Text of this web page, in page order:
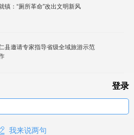
镇：“厕所革命”改出文明新风
县邀请专家指导省级全域旅游示范
登录
我来说两句